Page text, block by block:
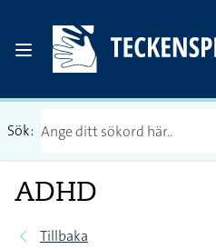
Sök:
ADHD
Tillbaka